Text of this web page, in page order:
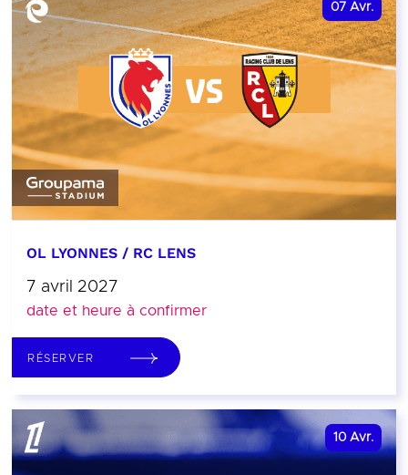
07 Avr.
OL LYONNES / RC LENS
7 avril 2027
date et heure à confirmer
RÉSERVER
10 Avr.